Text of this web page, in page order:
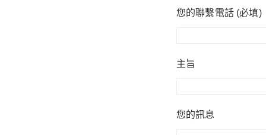
您的聯繫電話 (必填)
主旨
您的訊息